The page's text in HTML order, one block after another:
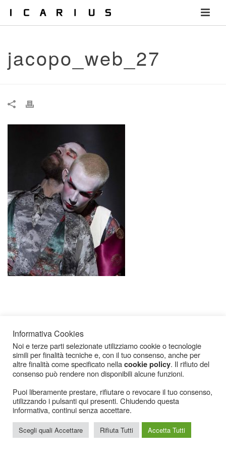
jacopo_web_27
Icarius.com Copyright © 2000 - 2022 |Privacy Policy|Cookies Policy| Consenso
Cookies
Informativa Cookies
Noi e terze parti selezionate utilizziamo cookie o tecnologie
simili per finalità tecniche e, con il tuo consenso, anche per
altre finalità come specificato nellacookie policy. Il rifiuto del
consenso può rendere non disponibili alcune funzioni.
Puoi liberamente prestare, rifiutare o revocare il tuo consenso,
utilizzando i pulsanti qui presenti. Chiudendo questa
informativa, continui senza accettare.
Scegli quali Accettare Rifiuta Tutti Accetta Tutti